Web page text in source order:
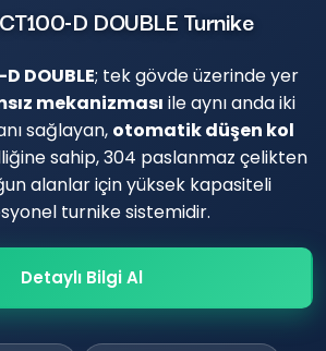
D DOUBLE Turnike
DOUBLE; tek gövde üzerinde yer
mekanizması ile aynı anda iki
sağlayan, otomatik düşen kol
sahip, 304 paslanmaz çelikten
alanlar için yüksek kapasiteli
turnike sistemidir.
Detaylı Bilgi Al